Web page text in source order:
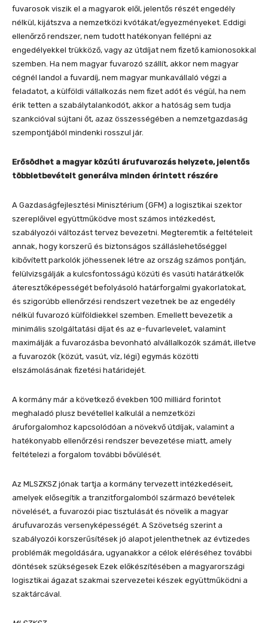
fuvarosok viszik el a magyarok elől, jelentős részét engedély
nélkül, kijátszva a nemzetközi kvótákat/egyezményeket. Eddigi
ellenőrző rendszer, nem tudott hatékonyan fellépni az
engedélyekkel trükköző, vagy az útdíjat nem fizető kamionosokkal
szemben. Ha nem magyar fuvarozó szállít, akkor nem magyar
cégnél landol a fuvardíj, nem magyar munkavállaló végzi a
feladatot, a külföldi vállalkozás nem fizet adót és végül, ha nem
érik tetten a szabálytalankodót, akkor a hatóság sem tudja
szankcióval sújtani őt, azaz összességében a nemzetgazdaság
szempontjából mindenki rosszul jár.
Erősödhet a magyar közúti árufuvarozás helyzete, jelentős
többletbevételt generálva minden érintett részére
A Gazdaságfejlesztési Minisztérium (GFM) a logisztikai szektor
szereplőivel együttműködve most számos intézkedést,
szabályozói változást tervez bevezetni. Megteremtik a feltételeit
annak, hogy korszerű és biztonságos szálláslehetőséggel
kibővített parkolók jöhessenek létre az ország számos pontján,
felülvizsgálják a kulcsfontosságú közúti és vasúti határátkelők
áteresztőképességét befolyásoló határforgalmi gyakorlatokat,
és szigorúbb ellenőrzési rendszert vezetnek be az engedély
nélkül fuvarozó külföldiekkel szemben. Emellett bevezetik a
minimális szolgáltatási díjat és az e-fuvarlevelet, valamint
maximálják a fuvarozásba bevonható alvállalkozók számát, illetve
a fuvarozók (közút, vasút, víz, légi) egymás közötti
elszámolásának fizetési határidejét.
A kormány már a következő években 100 milliárd forintot
meghaladó plusz bevétellel kalkulál a nemzetközi
áruforgalomhoz kapcsolódóan a növekvő útdíjak, valamint a
hatékonyabb ellenőrzési rendszer bevezetése miatt, amely
feltételezi a forgalom további bővülését.
Az MLSZKSZ jónak tartja a kormány tervezett intézkedéseit,
amelyek elősegítik a tranzitforgalomból származó bevételek
növelését, a fuvarozói piac tisztulását és növelik a magyar
árufuvarozás versenyképességét. A Szövetség szerint a
szabályozói korszerűsítések jó alapot jelenthetnek az évtizedes
problémák megoldására, ugyanakkor a célok eléréséhez további
döntések szükségesek Ezek előkészítésében a magyarországi
logisztikai ágazat szakmai szervezetei készek együttműködni a
szaktárcával.